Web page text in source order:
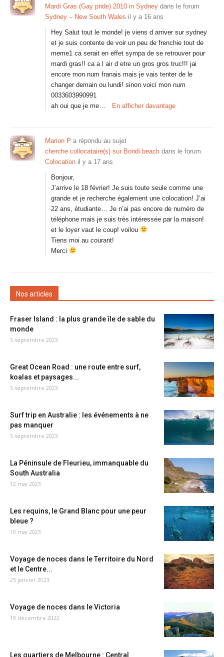
Mardi Gras (Gay pride) 2010 in Sydney dans le forum
Sydney – New South Wales il y a 16 ans
Hey Salut tout le monde! je viens d arriver sur sydney
et je suis contente de voir un peu de frenchie tout de
meme1 ca serait en effet sympa de se retrouver pour
mardi gras!! ca a l air d etre un gros gros truc!!! jai
encore mon num franais mais je vais tenter de le
changer demain ou lundi! sinon voici mon num
0033603990991
ah oui que je me…
En afficher davantage
Marion P a répondu au sujet
cherche collocataire(s) sur Bondi beach dans le forum
Colocation il y a 17 ans
Bonjour,
J’arrive le 18 février! Je suis toute seule comme une
grande et je recherche également une colocation! J’ai
22 ans, étudiante… Je n’ai pas encore de numéro de
téléphone mais je suis très intéressée par la maison!
et le loyer vaut le coup! voilou
Tiens moi au courant!
Merci
Nos articles
Fraser Island : la plus grande île de sable du
monde
5 septembre 2023
Great Ocean Road : une route entre surf,
koalas et paysages...
5 septembre 2023
Surf trip en Australie : les événements à ne
pas manquer
5 septembre 2023
La Péninsule de Fleurieu, immanquable du
South Australia
12 mai 2023
Les requins, le Grand Blanc pour une peur
bleue ?
10 mai 2023
Voyage de noces dans le Territoire du Nord
et le Centre...
25 janvier 2023
Voyage de noces dans le Victoria
19 décembre 2022
Les quartiers de Melbourne : Central